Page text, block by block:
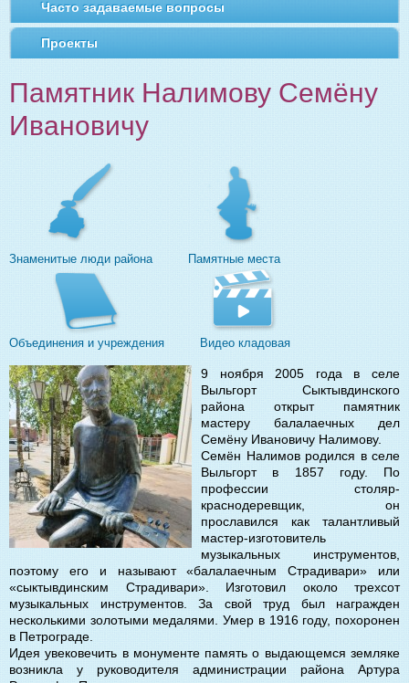
Часто задаваемые вопросы
Проекты
Памятник Налимову Семёну
Ивановичу
Знаменитые люди района Памятные места
Объединения и учреждения Видео кладовая
9 ноября 2005 года в селе
Выльгорт Сыктывдинского
района открыт памятник
мастеру балалаечных дел
Семёну Ивановичу Налимову.
Семён Налимов родился в селе
Выльгорт в 1857 году. По
профессии столяр-
краснодеревщик, он
прославился как талантливый
мастер-изготовитель
музыкальных инструментов,
поэтому его и называют «балалаечным Страдивари» или
«сыктывдинским Страдивари». Изготовил около трехсот
музыкальных инструментов. За свой труд был награжден
несколькими золотыми медалями. Умер в 1916 году, похоронен
в Петрограде.
Идея увековечить в монументе память о выдающемся земляке
возникла у руководителя администрации района Артура